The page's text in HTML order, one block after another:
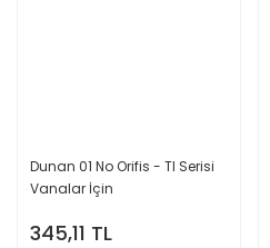
Dunan 01 No Orifis - TI Serisi
Vanalar İçin
345,11 TL